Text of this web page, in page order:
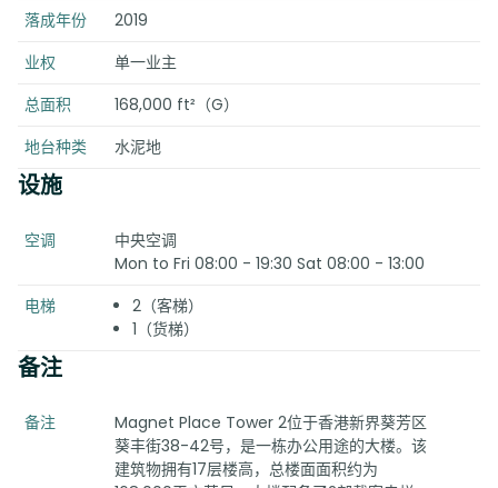
落成年份
2019
业权
单一业主
总面积
168,000 ft²（G）
地台种类
水泥地
设施
空调
中央空调
Mon to Fri 08:00 - 19:30 Sat 08:00 - 13:00
电梯
2（客梯）
1（货梯）
备注
备注
Magnet Place Tower 2位于香港新界葵芳区
葵丰街38-42号，是一栋办公用途的大楼。该
建筑物拥有17层楼高，总楼面面积约为